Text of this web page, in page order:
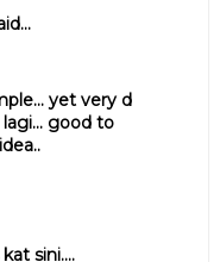
yet very d
good to
sini....